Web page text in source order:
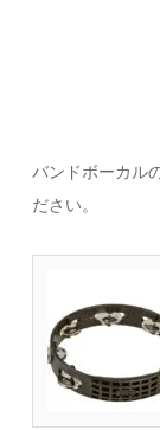
バンドボーカル
ださい。